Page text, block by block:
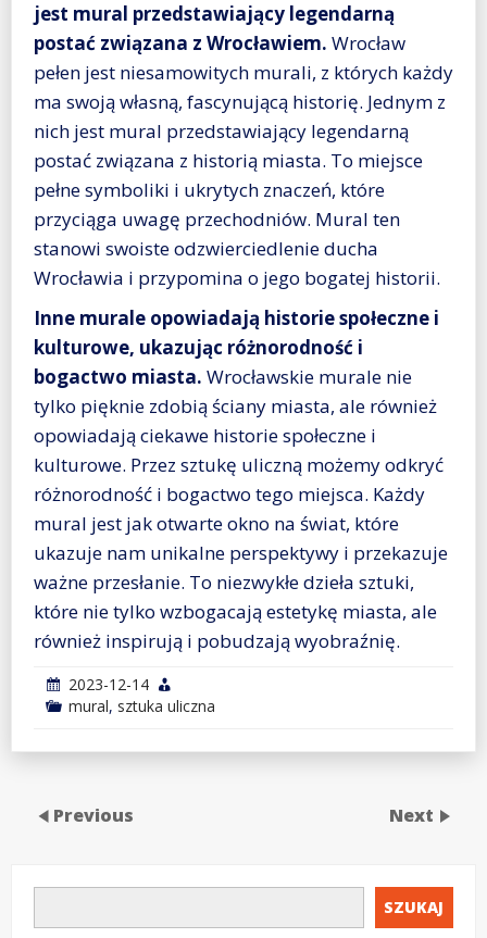
jest mural przedstawiający legendarną
postać związana z Wrocławiem. Wrocław
pełen jest niesamowitych murali, z których każdy
ma swoją własną, fascynującą historię. Jednym z
nich jest mural przedstawiający legendarną
postać związana z historią miasta. To miejsce
pełne symboliki i ukrytych znaczeń, które
przyciąga uwagę przechodniów. Mural ten
stanowi swoiste odzwierciedlenie ducha
Wrocławia i przypomina o jego bogatej historii.
Inne murale opowiadają historie społeczne i
kulturowe, ukazując różnorodność i
bogactwo miasta. Wrocławskie murale nie
tylko pięknie zdobią ściany miasta, ale również
opowiadają ciekawe historie społeczne i
kulturowe. Przez sztukę uliczną możemy odkryć
różnorodność i bogactwo tego miejsca. Każdy
mural jest jak otwarte okno na świat, które
ukazuje nam unikalne perspektywy i przekazuje
ważne przesłanie. To niezwykłe dzieła sztuki,
które nie tylko wzbogacają estetykę miasta, ale
również inspirują i pobudzają wyobraźnię.
2023-12-14
mural, sztuka uliczna
Previous Next
SZUKAJ